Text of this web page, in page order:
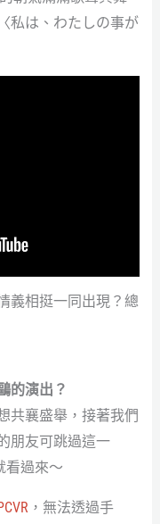
私は、わたしの事が
義相挺一同出現？總
的演出？
共襄盛舉，接著我們
朋友可跳過這一
看過來～
，無法透過手